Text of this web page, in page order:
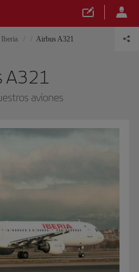
Iberia Airbus A321
A321
aviones